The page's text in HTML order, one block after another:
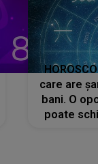
care are
bani. O
poate